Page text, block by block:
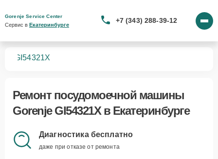
Gorenje Service Center
Сервис в Екатеринбурге
+7 (343) 288-39-12
GI54321X
Ремонт посудомоечной машины
Gorenje GI54321Xв Екатеринбурге
Диагностика бесплатно
даже при отказе от ремонта